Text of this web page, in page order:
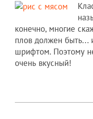
конечно, многие
плов должен быть...
шрифтом. Поэтому
очень вкусный!